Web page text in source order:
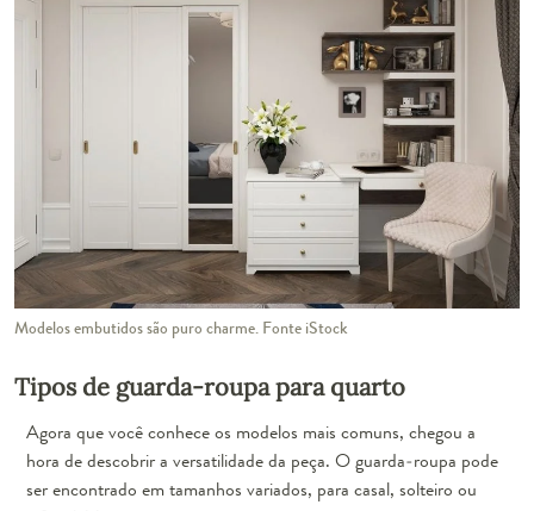
Modelos embutidos são puro charme. Fonte iStock
Tipos de guarda-roupa para quarto
Agora que você conhece os modelos mais comuns, chegou a
hora de descobrir a versatilidade da peça. O guarda-roupa pode
ser encontrado em tamanhos variados, para casal, solteiro ou